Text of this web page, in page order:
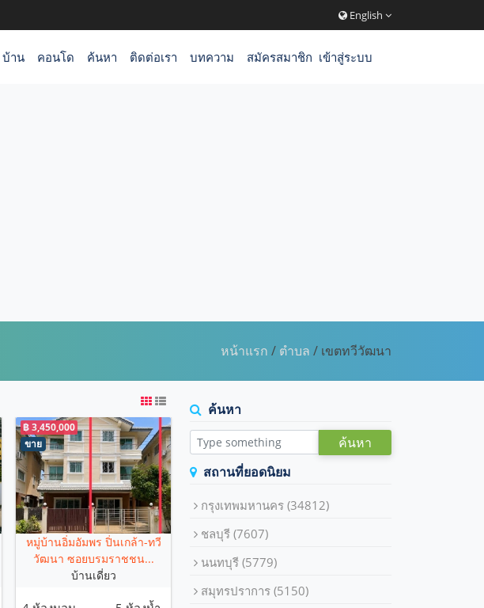
English
บ้าน คอนโด ค้นหา ติดต่อเรา บทความ สมัครสมาชิก เข้าสู่ระบบ
หน้าแรก / ตำบล / เขตทวีวัฒนา
ขาย
฿ 3,450,000
หมู่บ้านอิ่มอัมพร ปิ่นเกล้า-ทวี
วัฒนา ซอยบรมราชชน...
บ้านเดี่ยว
ค้นหา
ค้นหา
สถานที่ยอดนิยม
กรุงเทพมหานคร
(34812)
ชลบุรี
(7607)
นนทบุรี
(5779)
สมุทรปราการ
(5150)